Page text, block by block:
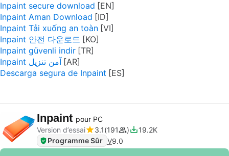
Inpaint secure download
Inpaint Aman Download
Inpaint Tải xuống an toàn
Inpaint 안전 다운로드
Inpaint güvenli indir
Inpaint آمن تنزيل
Descarga segura de Inpaint
Inpaint pour PC
Version d’essai
3.1 191
19.2K
Programme Sûr V9.0